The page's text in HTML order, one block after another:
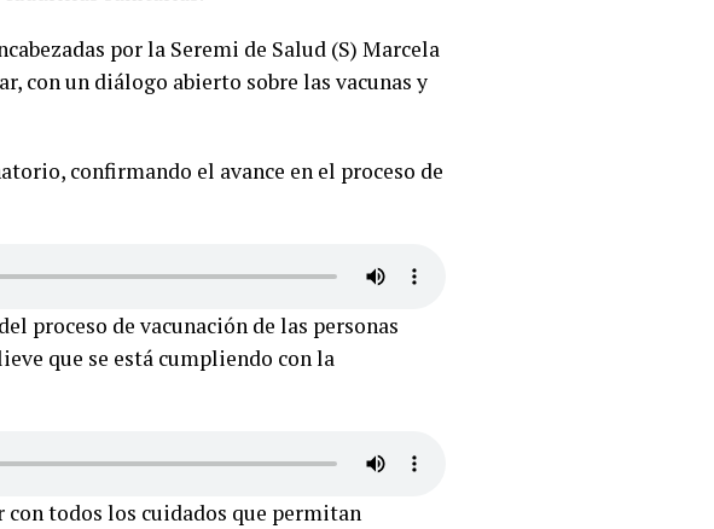
por la Seremi de Salud (S) Marcela
con un diálogo abierto sobre las vacunas y
confirmando el avance en el proceso de
proceso de vacunación de las personas
que se está cumpliendo con la
todos los cuidados que permitan